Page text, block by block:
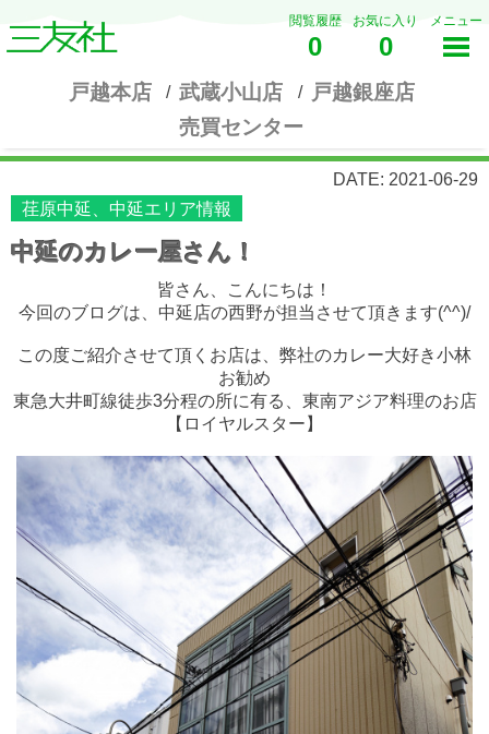
閲覧履歴
0
お気に入り
0
メニュー
戸越本店 武蔵小山店
戸越銀座店
売買センター
DATE: 2021-06-29
荏原中延、中延エリア情報
中延のカレー屋さん！
皆さん、こんにちは！
今回のブログは、中延店の西野が担当させて頂きます(^^)/
この度ご紹介させて頂くお店は、弊社のカレー大好き小林
お勧め
東急大井町線徒歩3分程の所に有る、東南アジア料理のお店
【ロイヤルスター】